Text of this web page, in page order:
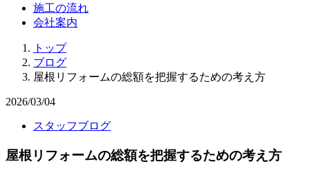
施工の流れ
会社案内
トップ
ブログ
屋根リフォームの総額を把握するための考え方
2026/03/04
スタッフブログ
屋根リフォームの総額を把握するための考え方